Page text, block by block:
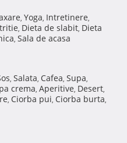
, Yoga, Intretinere,
, Dieta de slabit, Dieta
, Sala de acasa
, Salata, Cafea, Supa,
crema, Aperitive, Desert,
, Ciorba pui, Ciorba burta,